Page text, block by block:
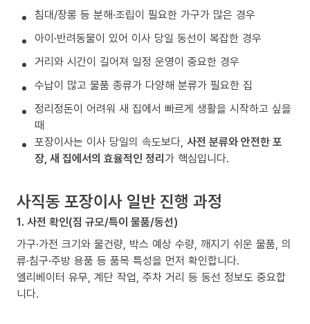
침대/장롱 등 분해·조립이 필요한 가구가 많은 경우
아이·반려동물이 있어 이사 당일 동선이 복잡한 경우
거리와 시간이 길어져 일정 운영이 중요한 경우
수납이 많고 물품 종류가 다양해 분류가 필요한 집
정리정돈이 어려워 새 집에서 빠르게 생활을 시작하고 싶을
때
포장이사는 이사 당일의 속도보다, 사전 분류와 안전한 포
장, 새 집에서의 효율적인 정리가 핵심입니다.
사직동 포장이사 일반 진행 과정
1. 사전 확인(짐 규모/특이 물품/동선)
가구·가전 크기와 물건량, 박스 예상 수량, 깨지기 쉬운 물품, 의
류·침구·주방 용품 등 품목 특성을 먼저 확인합니다.
엘리베이터 유무, 계단 작업, 주차 거리 등 동선 정보도 중요합
니다.